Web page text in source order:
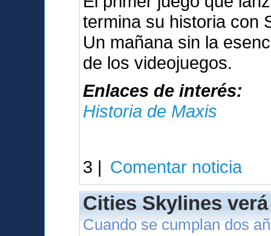
termina su historia con
Un mañana sin la
de los videojuegos.
Enlaces de interés:
Historia de Maxis
3 | Comentar noticia
Cities Skylines
Cuando se cumplan dos